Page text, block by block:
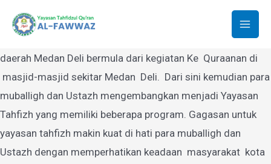
Yayasan Tahfidzul Quran Al-Fawwaz
Yayasan Tahfidzul Quran Al-Fawwaz Medan yang berdiri di
daerah Medan Deli bermula dari kegiatan Ke Quraanan di
masjid-masjid sekitar Medan Deli. Dari sini kemudian para
muballigh dan Ustazh mengembangkan menjadi Yayasan
Tahfizh yang memiliki beberapa program. Gagasan untuk
yayasan tahfizh makin kuat di hati para muballigh dan
Ustazh dengan memperhatikan keadaan masyarakat kota